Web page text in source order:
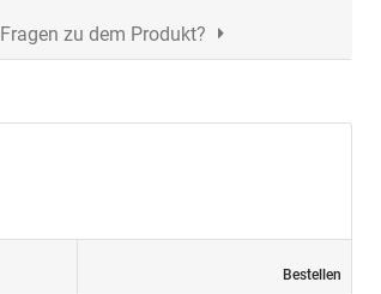
Fragen zu dem Produkt?
Bestellen